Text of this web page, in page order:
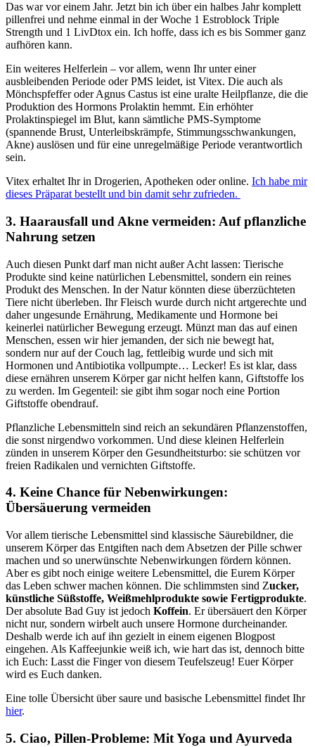
Das war vor einem Jahr. Jetzt bin ich über ein halbes Jahr komplett
pillenfrei und nehme einmal in der Woche 1 Estroblock Triple
Strength und 1 LivDtox ein. Ich hoffe, dass ich es bis Sommer ganz
aufhören kann.
Ein weiteres Helferlein – vor allem, wenn Ihr unter einer
ausbleibenden Periode oder PMS leidet, ist Vitex. Die auch als
Mönchspfeffer oder Agnus Castus ist eine uralte Heilpflanze, die die
Produktion des Hormons Prolaktin hemmt. Ein erhöhter
Prolaktinspiegel im Blut, kann sämtliche PMS-Symptome
(spannende Brust, Unterleibskrämpfe, Stimmungsschwankungen,
Akne) auslösen und für eine unregelmäßige Periode verantwortlich
sein.
Vitex erhaltet Ihr in Drogerien, Apotheken oder online. Ich habe mir
dieses Präparat bestellt und bin damit sehr zufrieden.
3. Haarausfall und Akne vermeiden: Auf pflanzliche
Nahrung setzen
Auch diesen Punkt darf man nicht außer Acht lassen: Tierische
Produkte sind keine natürlichen Lebensmittel, sondern ein reines
Produkt des Menschen. In der Natur könnten diese überzüchteten
Tiere nicht überleben. Ihr Fleisch wurde durch nicht artgerechte und
daher ungesunde Ernährung, Medikamente und Hormone bei
keinerlei natürlicher Bewegung erzeugt. Münzt man das auf einen
Menschen, essen wir hier jemanden, der sich nie bewegt hat,
sondern nur auf der Couch lag, fettleibig wurde und sich mit
Hormonen und Antibiotika vollpumpte… Lecker! Es ist klar, dass
diese ernähren unserem Körper gar nicht helfen kann, Giftstoffe los
zu werden. Im Gegenteil: sie gibt ihm sogar noch eine Portion
Giftstoffe obendrauf.
Pflanzliche Lebensmitteln sind reich an sekundären Pflanzenstoffen,
die sonst nirgendwo vorkommen. Und diese kleinen Helferlein
zünden in unserem Körper den Gesundheitsturbo: sie schützen vor
freien Radikalen und vernichten Giftstoffe.
4. Keine Chance für Nebenwirkungen:
Übersäuerung vermeiden
Vor allem tierische Lebensmittel sind klassische Säurebildner, die
unserem Körper das Entgiften nach dem Absetzen der Pille schwer
machen und so unerwünschte Nebenwirkungen fördern können.
Aber es gibt noch einige weitere Lebensmittel, die Eurem Körper
das Leben schwer machen können. Die schlimmsten sind Zucker,
künstliche Süßstoffe, Weißmehlprodukte sowie Fertigprodukte.
Der absolute Bad Guy ist jedoch Koffein. Er übersäuert den Körper
nicht nur, sondern wirbelt auch unsere Hormone durcheinander.
Deshalb werde ich auf ihn gezielt in einem eigenen Blogpost
eingehen. Als Kaffeejunkie weiß ich, wie hart das ist, dennoch bitte
ich Euch: Lasst die Finger von diesem Teufelszeug! Euer Körper
wird es Euch danken.
Eine tolle Übersicht über saure und basische Lebensmittel findet Ihr
hier.
5. Ciao, Pillen-Probleme: Mit Yoga und Ayurveda